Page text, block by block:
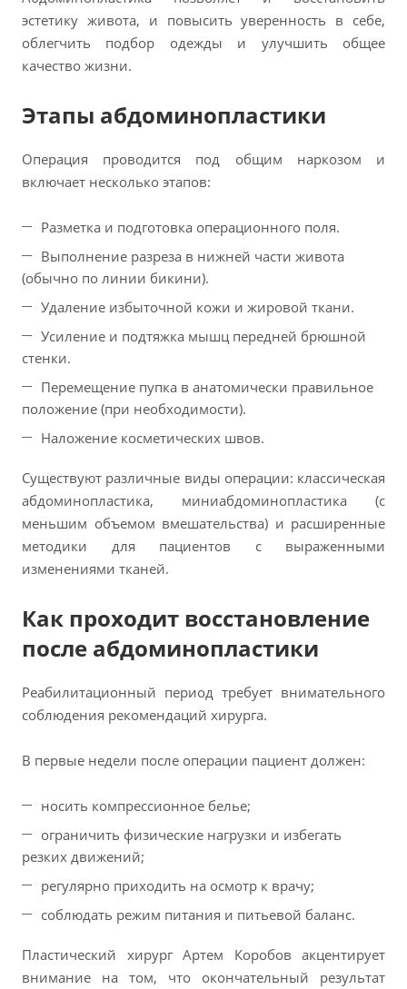
эстетику живота, и повысить уверенность в себе,
облегчить подбор одежды и улучшить общее
качество жизни.
Этапы абдоминопластики
Операция проводится под общим наркозом и
включает несколько этапов:
Разметка и подготовка операционного поля.
Выполнение разреза в нижней части живота
(обычно по линии бикини).
Удаление избыточной кожи и жировой ткани.
Усиление и подтяжка мышц передней брюшной
стенки.
Перемещение пупка в анатомически правильное
положение (при необходимости).
Наложение косметических швов.
Существуют различные виды операции: классическая
абдоминопластика, миниабдоминопластика (с
меньшим объемом вмешательства) и расширенные
методики для пациентов с выраженными
изменениями тканей.
Как проходит восстановление
после абдоминопластики
Реабилитационный период требует внимательного
соблюдения рекомендаций хирурга.
В первые недели после операции пациент должен:
носить компрессионное белье;
ограничить физические нагрузки и избегать
резких движений;
регулярно приходить на осмотр к врачу;
соблюдать режим питания и питьевой баланс.
Пластический хирург Артем Коробов акцентирует
внимание на том, что окончательный результат